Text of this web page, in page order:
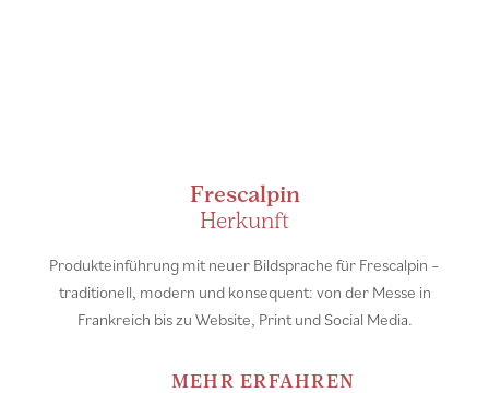
Frescalpin
Herkunft
Produkteinführung mit neuer Bildsprache für Frescalpin –
traditionell, modern und konsequent: von der Messe in
Frankreich bis zu Website, Print und Social Media.
MEHR ERFAHREN